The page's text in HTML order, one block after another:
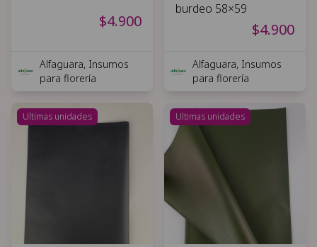
$4.900
Alfaguara, Insumos
para florería
burdeo 58×59
$4.900
Alfaguara, Insumos
para florería
Ultimas unidades Ultimas unidades